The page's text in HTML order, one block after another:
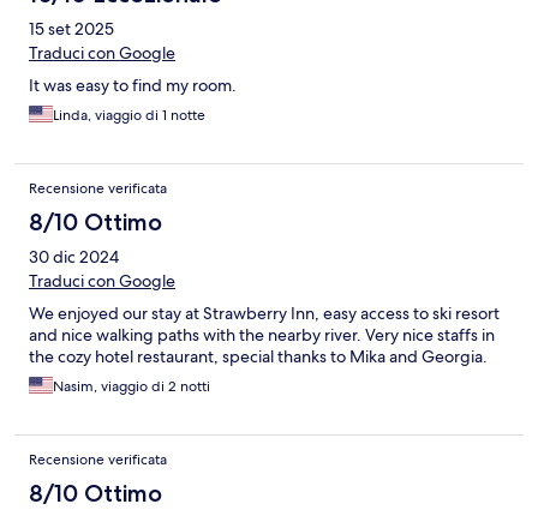
15 set 2025
Traduci con Google
It was easy to find my room.
Linda, viaggio di 1 notte
Recensione verificata
8/10 Ottimo
30 dic 2024
Traduci con Google
We enjoyed our stay at Strawberry Inn, easy access to ski resort
and nice walking paths with the nearby river. Very nice staffs in
the cozy hotel restaurant, special thanks to Mika and Georgia.
Nasim, viaggio di 2 notti
Recensione verificata
8/10 Ottimo